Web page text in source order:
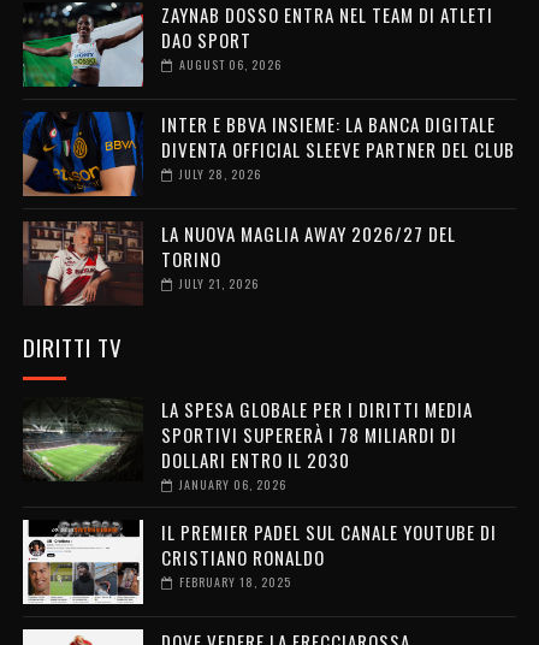
ZAYNAB DOSSO ENTRA NEL TEAM DI ATLETI
DAO SPORT
AUGUST 06, 2026
INTER E BBVA INSIEME: LA BANCA DIGITALE
DIVENTA OFFICIAL SLEEVE PARTNER DEL CLUB
JULY 28, 2026
LA NUOVA MAGLIA AWAY 2026/27 DEL
TORINO
JULY 21, 2026
DIRITTI TV
LA SPESA GLOBALE PER I DIRITTI MEDIA
SPORTIVI SUPERERÀ I 78 MILIARDI DI
DOLLARI ENTRO IL 2030
JANUARY 06, 2026
IL PREMIER PADEL SUL CANALE YOUTUBE DI
CRISTIANO RONALDO
FEBRUARY 18, 2025